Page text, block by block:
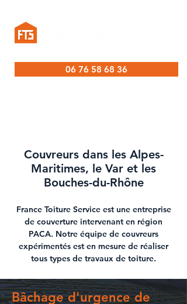
06 76 58 68 36
Couvreurs dans les Alpes-
Maritimes, le Var et les
Bouches-du-Rhône
France Toiture Service est une entreprise
de couverture intervenant en région
PACA. Notre équipe de couvreurs
expérimentés est en mesure de réaliser
tous types de travaux de toiture.
Bâchage d'urgence de